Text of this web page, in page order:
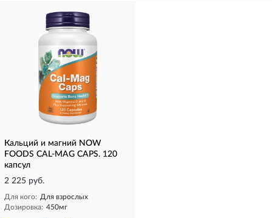
Кальций и магний NOW
FOODS CAL-MAG CAPS. 120
капсул
2 225 руб.
Для кого: Для взрослых
Дозировка: 450мг